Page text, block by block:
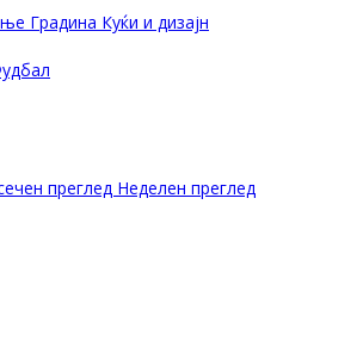
Градина Куќи и дизајн
преглед Неделен преглед